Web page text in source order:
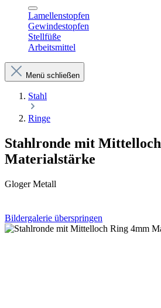
Lamellenstopfen
Gewindestopfen
Stellfüße
Arbeitsmittel
Menü schließen
Stahl
Ringe
Stahlronde mit
Materialstärke
Gloger Metall
Bildergalerie überspringen